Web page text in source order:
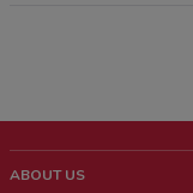
ABOUT US